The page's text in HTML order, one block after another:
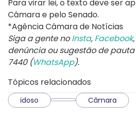
Para virar lei, o texto deve ser
Câmara e pelo Senado.
*Agência Câmara de Notícias
Siga a gente noInsta, Facebook,
denúncia ou sugestão de
7440 (WhatsApp).
Tópicos relacionados
idoso Câmara